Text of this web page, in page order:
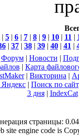
| 5| 6| 7| 8| 9| 10| 11 |
| 37| 38| 39| 40| 41 |
Форум| Новости |
| Карта
| Викторина |
| Поиск по
3 дня| IndexCat
страницы:
site engine code is